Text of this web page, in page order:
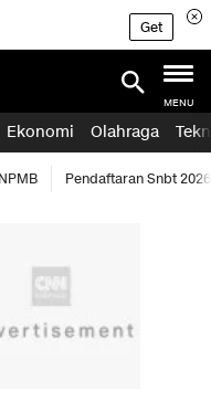
Get
MENU
Ekonomi Olahraga
Pendaftaran Snbt 2026